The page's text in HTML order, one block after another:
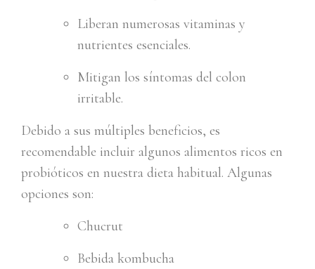
Liberan numerosas vitaminas y
nutrientes esenciales.
Mitigan los síntomas del colon
irritable.
Debido a sus múltiples beneficios, es
recomendable incluir algunos alimentos ricos en
probióticos en nuestra dieta habitual. Algunas
opciones son:
Chucrut
Bebida kombucha